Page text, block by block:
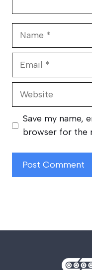
Website
Save my name,
browser for the